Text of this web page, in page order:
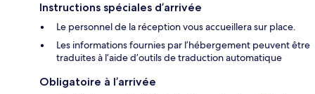
Instructions spéciales d’arrivée
Le personnel de la réception vous accueillera sur place.
Les informations fournies par l’hébergement peuvent être
traduites à l’aide d’outils de traduction automatique
Obligatoire à l’arrivée